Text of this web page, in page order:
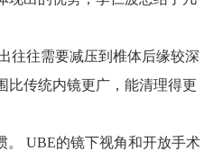
往往需要减压到椎体后缘较深
比传统内镜更广，能清理得更
。 UBE的镜下视角和开放手术